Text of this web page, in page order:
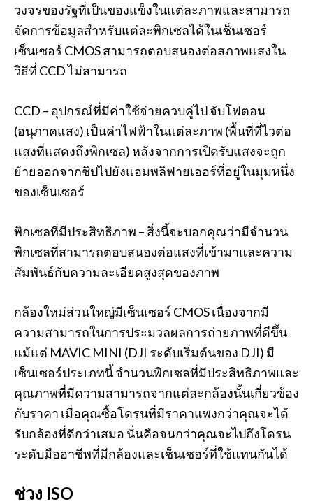
วงจรของรัฐที่เป็นของแข็งในแต่ละภาพและสามารถ
จัดการข้อมูลสำหรับแต่ละพิกเซลได้ในเซ็นเซอร์
เซ็นเซอร์ CMOS สามารถตอบสนองต่อสภาพแสงใน
วิธีที่ CCD ไม่สามารถ
CCD – อุปกรณ์ที่มีค่าใช้จ่ายควบคู่ไป จับโฟตอน
(อนุภาคแสง) เป็นค่าไฟฟ้าในแต่ละภาพ (พื้นที่ที่ไวต่อ
แสงที่แสดงถึงพิกเซล) หลังจากการเปิดรับแสงจะถูก
ย้ายออกจากชิปไปยังแอมพลิฟายเออร์ที่อยู่ในมุมหนึ่ง
ของเซ็นเซอร์
พิกเซลที่มีประสิทธิภาพ – สิ่งนี้จะบอกคุณว่ามีจำนวน
พิกเซลที่สามารถตอบสนองต่อแสงที่เข้ามาและความ
สัมพันธ์กับความละเอียดสูงสุดของภาพ
กล้องใหม่ส่วนใหญ่มีเซ็นเซอร์ CMOS เนื่องจากมี
ความสามารถในการประมวลผลการถ่ายภาพที่ดีขึ้น
แม้แต่ MAVIC MINI (DJI ระดับเริ่มต้นของ DJI) มี
เซ็นเซอร์ประเภทนี้ จำนวนพิกเซลที่มีประสิทธิภาพและ
คุณภาพที่มีความสามารถจากแต่ละกล้องนั้นเกี่ยวข้อง
กับราคา เมื่อคุณซื้อโดรนที่มีราคาแพงกว่าคุณจะได้
รับกล้องที่ดีกว่าเสมอ นั่นคือจนกว่าคุณจะไปถึงโดรน
ระดับมืออาชีพที่มีกล้องและเซ็นเซอร์ที่ใช้แทนกันได้
ช่วง ISO